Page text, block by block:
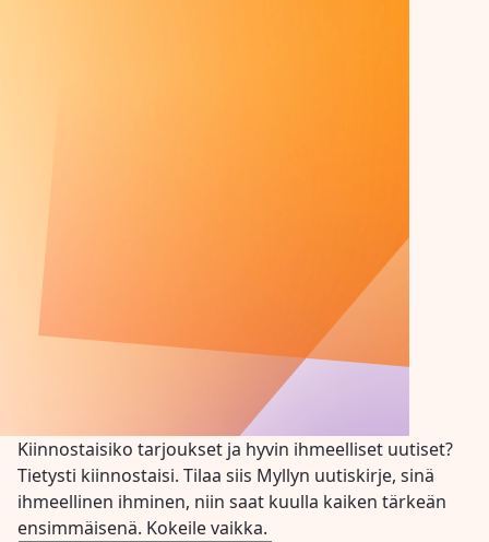
Kiinnostaisiko tarjoukset ja hyvin ihmeelliset uutiset?
Tietysti kiinnostaisi. Tilaa siis Myllyn uutiskirje, sinä
ihmeellinen ihminen, niin saat kuulla kaiken tärkeän
ensimmäisenä. Kokeile vaikka.